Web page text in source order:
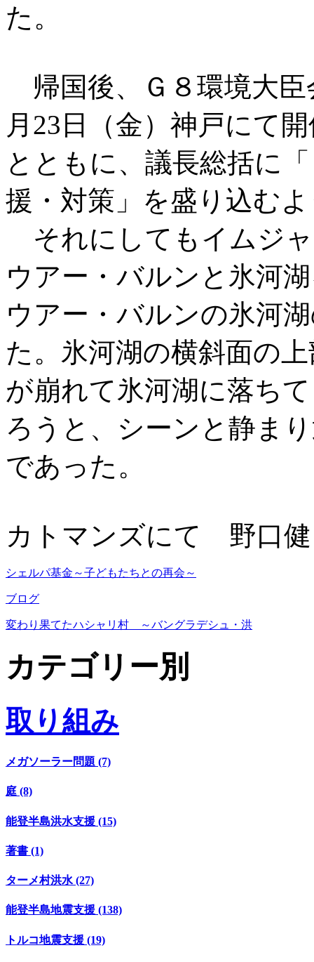
た。
帰国後、Ｇ８環境大臣
月23日（金）神戸にて
とともに、議長総括に
援・対策」を盛り込む
それにしてもイムジ
ウアー・バルンと氷河
ウアー・バルンの氷河
た。氷河湖の横斜面の
が崩れて氷河湖に落ち
ろうと、シーンと静ま
であった。
カトマンズにて 野口健
シェルパ基金～子どもたちとの再会～
ブログ
変わり果てたハシャリ村 ～バングラデシュ・洪
カテゴリー別
取り組み
メガソーラー問題 (7)
庭 (8)
能登半島洪水支援 (15)
著書 (1)
ターメ村洪水 (27)
能登半島地震支援 (138)
トルコ地震支援 (19)